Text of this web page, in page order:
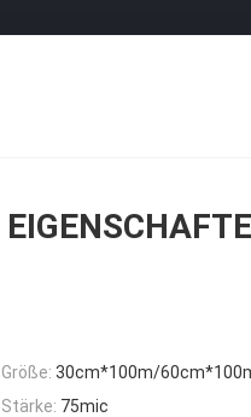
Größe: 30cm*100m/
Stärke: 75mic